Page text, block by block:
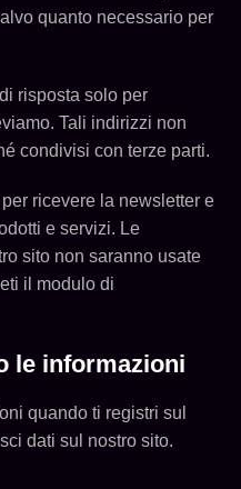
quanto necessario per
risposta solo per
Tali indirizzi non
condivisi con terze parti.
ricevere la newsletter e
e servizi. Le
sito non saranno usate
il modulo di
le informazioni
quando ti registri sul
dati sul nostro sito.